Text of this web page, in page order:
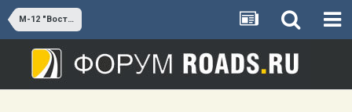
М-12 "Восток" (Москва – Казань – Екатеринбург – Тюмень)